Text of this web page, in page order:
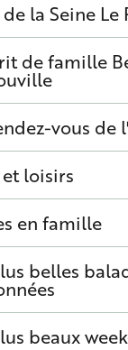
la Seine Le
de famille
vous de
loisirs
en famille
belles
beaux
Saint